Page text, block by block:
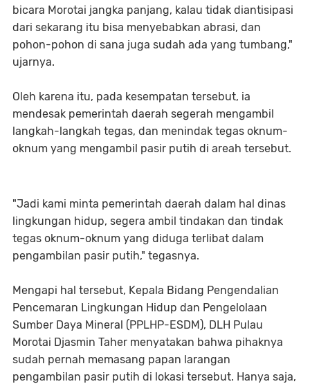
bicara Morotai jangka panjang, kalau tidak diantisipasi
dari sekarang itu bisa menyebabkan abrasi, dan
pohon-pohon di sana juga sudah ada yang tumbang,"
ujarnya.
Oleh karena itu, pada kesempatan tersebut, ia
mendesak pemerintah daerah segerah mengambil
langkah-langkah tegas, dan menindak tegas oknum-
oknum yang mengambil pasir putih di areah tersebut.
"Jadi kami minta pemerintah daerah dalam hal dinas
lingkungan hidup, segera ambil tindakan dan tindak
tegas oknum-oknum yang diduga terlibat dalam
pengambilan pasir putih," tegasnya.
Mengapi hal tersebut, Kepala Bidang Pengendalian
Pencemaran Lingkungan Hidup dan Pengelolaan
Sumber Daya Mineral (PPLHP-ESDM), DLH Pulau
Morotai Djasmin Taher menyatakan bahwa pihaknya
sudah pernah memasang papan larangan
pengambilan pasir putih di lokasi tersebut. Hanya saja,